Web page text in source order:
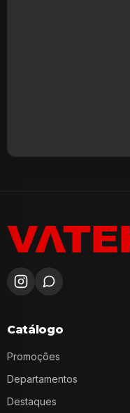
Catálogo
Promoções
Departamentos
Destaques